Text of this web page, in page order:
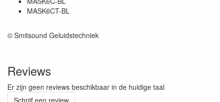
MASK6CT-BL
© Smitsound Geluidstechniek
Reviews
Er zijn geen reviews beschikbaar in de huidige taal
Schrijf een review